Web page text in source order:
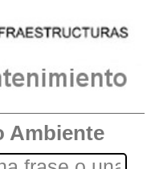
Ambiente